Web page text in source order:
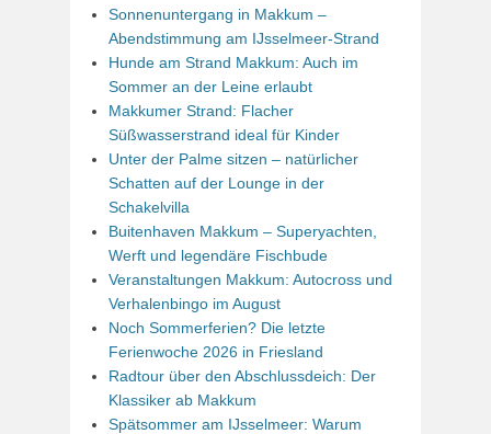
Sonnenuntergang in Makkum –
Abendstimmung am IJsselmeer-Strand
Hunde am Strand Makkum: Auch im
Sommer an der Leine erlaubt
Makkumer Strand: Flacher
Süßwasserstrand ideal für Kinder
Unter der Palme sitzen – natürlicher
Schatten auf der Lounge in der
Schakelvilla
Buitenhaven Makkum – Superyachten,
Werft und legendäre Fischbude
Veranstaltungen Makkum: Autocross und
Verhalenbingo im August
Noch Sommerferien? Die letzte
Ferienwoche 2026 in Friesland
Radtour über den Abschlussdeich: Der
Klassiker ab Makkum
Spätsommer am IJsselmeer: Warum